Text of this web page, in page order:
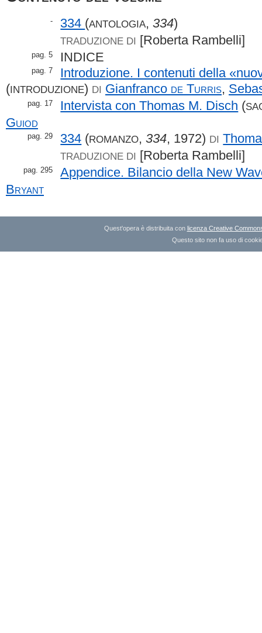
- 334 (ANTOLOGIA,334)
TRADUZIONE DI [Roberta Rambelli]
pag. 5 INDICE
pag. 7
Introduzione. I contenuti della
(INTRODUZIONE) DI Gianfranco de Turris,
pag. 17 Intervista con Thomas M. Disch (
Guiod
pag. 29 334 (ROMANZO,334, 1972) DI
TRADUZIONE DI [Roberta Rambelli]
pag. 295
Appendice. Bilancio della New
Bryant
Quest'opera è distribuita con licenza Creative
Questo sito non fa uso di